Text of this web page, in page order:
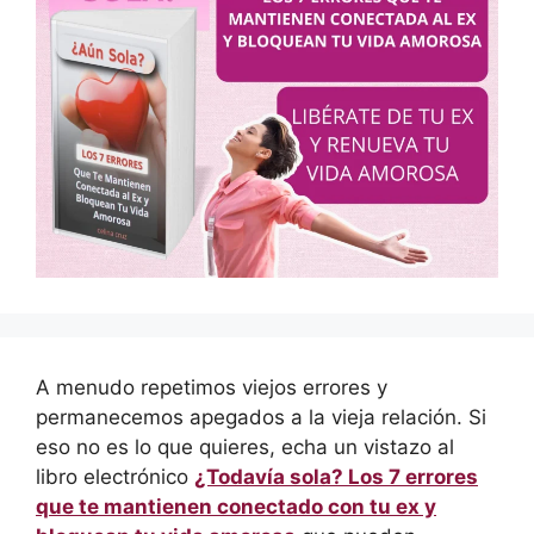
A menudo repetimos viejos errores y
permanecemos apegados a la vieja relación. Si
eso no es lo que quieres, echa un vistazo al
libro electrónico ¿Todavía sola? Los 7 errores
que te mantienen conectado con tu ex y